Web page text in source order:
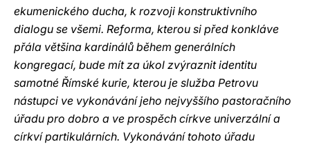
ekumenického ducha, k rozvoji konstruktivního
dialogu se všemi. Reforma, kterou si před konkláve
přála většina kardinálů během generálních
kongregací, bude mít za úkol zvýraznit identitu
samotné Římské kurie, kterou je služba Petrovu
nástupci ve vykonávání jeho nejvyššího pastoračního
úřadu pro dobro a ve prospěch církve univerzální a
církví partikulárních. Vykonávání tohoto úřadu